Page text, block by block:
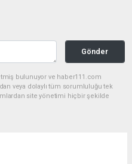
Gönder
bulunuyor ve haber111.com
veya dolaylı tüm sorumluluğu tek
site yönetimi hiçbir şekilde